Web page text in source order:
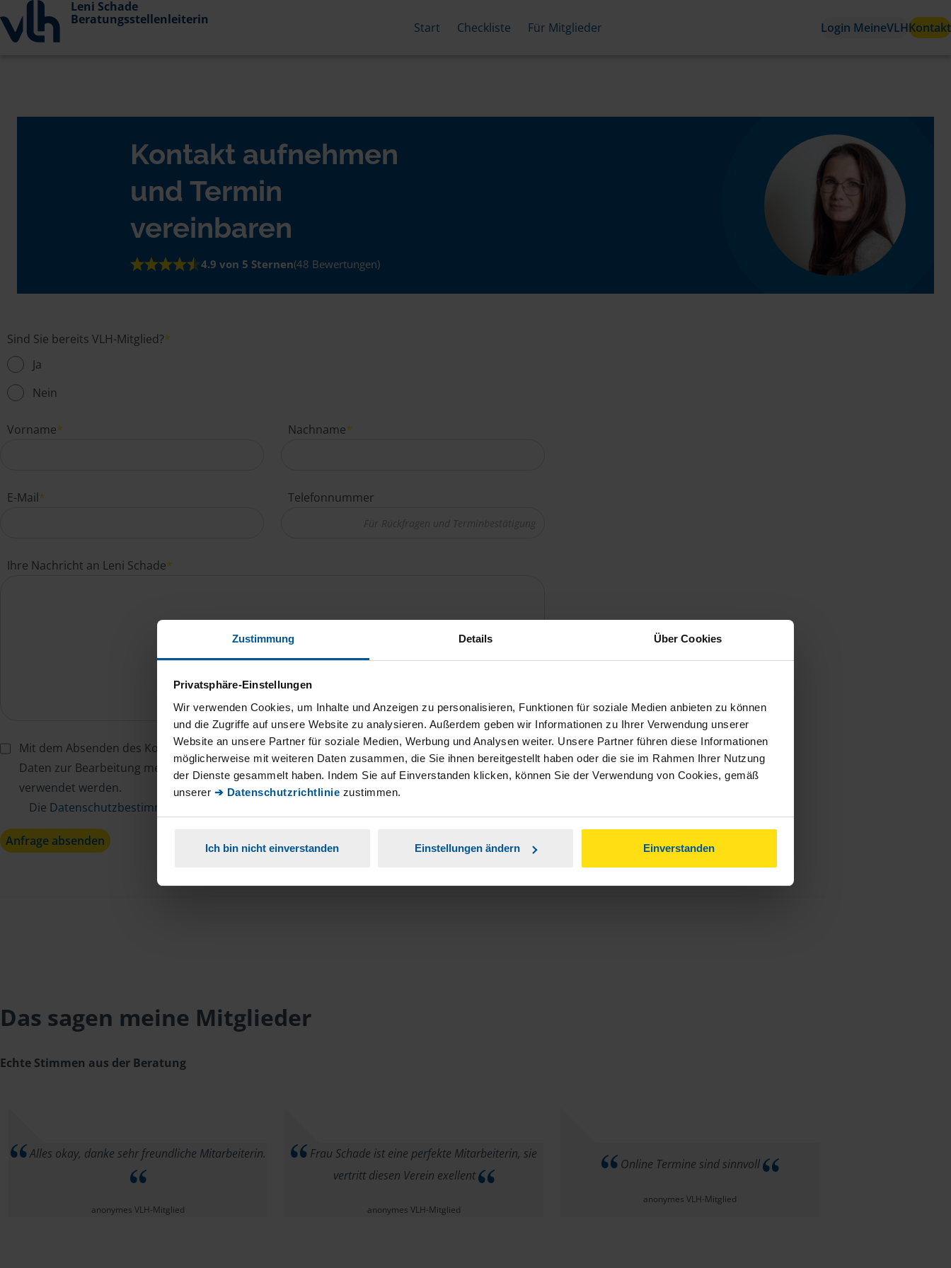
Zustimmung Details Über Cookies
Privatsphäre-Einstellungen
Wir verwenden Cookies, um Inhalte und Anzeigen zu personalisieren, Funktionen für soziale Medien anbieten zu können
und die Zugriffe auf unsere Website zu analysieren. Außerdem geben wir Informationen zu Ihrer Verwendung unserer
Website an unsere Partner für soziale Medien, Werbung und Analysen weiter. Unsere Partner führen diese Informationen
möglicherweise mit weiteren Daten zusammen, die Sie ihnen bereitgestellt haben oder die sie im Rahmen Ihrer Nutzung
der Dienste gesammelt haben. Indem Sie auf Einverstanden klicken, können Sie der Verwendung von Cookies, gemäß
unserer ➔ Datenschutzrichtlinie zustimmen.
Ich bin nicht einverstanden Einstellungen ändern Einverstanden
Leni Schade
Beratungsstellenleiterin
Start Checkliste Für Mitglieder Login MeineVLHKontakt
Kontakt aufnehmen
und Termin
vereinbaren
4.9 von 5 Sternen(48 Bewertungen)
Sind Sie bereits VLH-Mitglied?*
Ja
Nein
Vorname* Nachname*
E-Mail* Telefonnummer
Ihre Nachricht an Leni Schade*
Mit dem Absenden des Kontaktformulars erkläre ich mich damit einverstanden, dass meine
Daten zur Bearbeitung meines Anliegens sowie zur internen Analyse der Zugriffsquelle
verwendet werden.
Die Datenschutzbestimmungen
Anfrage absenden
Das sagen meine Mitglieder
Echte Stimmen aus der Beratung
Alles okay, danke sehr freundliche Mitarbeiterin.
anonymes VLH-Mitglied
Frau Schade ist eine perfekte Mitarbeiterin, sie
vertritt diesen Verein exellent
anonymes VLH-Mitglied
Online Termine sind sinnvoll
anonymes VLH-Mitglied